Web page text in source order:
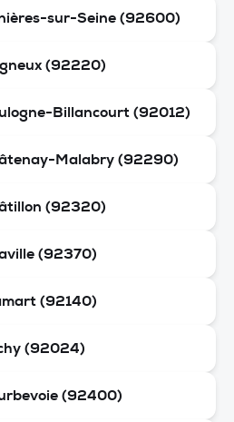
sur-Seine (92600)
(92220)
Billancourt (92012)
Malabry (92290)
(92320)
(92370)
(92140)
(92024)
(92400)